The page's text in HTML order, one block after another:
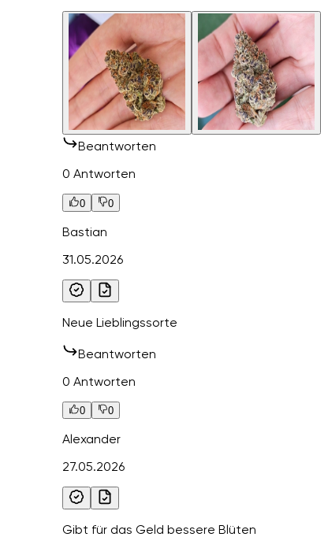
Beantworten
0 Antworten
0 0
Bastian
31.05.2026
Neue Lieblingssorte
Beantworten
0 Antworten
0 0
Alexander
27.05.2026
Gibt für das Geld bessere Blüten